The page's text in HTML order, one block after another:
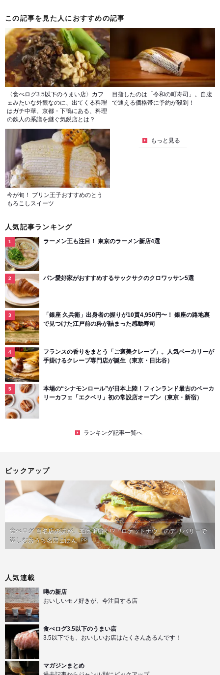
この記事を見た人におすすめの記事
〈食べログ3.5以下のうまい店〉カフ
ェみたいな外観なのに、出てくる料理
はガチ中華。京都・下鴨にある、料理
の鉄人の系譜を継ぐ気鋭店とは？
目指したのは「令和の町寿司」。自腹
で通える価格帯に予約が殺到！
今が旬！ プリン王子おすすめのとう
もろこしスイーツ
もっと見る
人気記事ランキング
ラーメン王も注目！ 東京のラーメン新店4選
パン愛好家がおすすめするサックサクのクロワッサン5選
「銀座 久兵衛」出身者の握りが10貫4,950円〜！ 銀座の路地裏
で見つけた江戸前の粋が詰まった感動寿司
フランスの香りをまとう「ご褒美クレープ」。人気ベーカリーが
手掛けるクレープ専門店が誕生（東京・日比谷）
本場の“シナモンロール”が日本上陸！フィンランド最古のベーカ
リーカフェ「エクベリ」初の常設店オープン（東京・新宿）
ランキング記事一覧へ
ピックアップ
食べログ 百名店の味が、並ばず届く!?「ロケットナウ」のデリバリーで
楽しむおうち名店ごはん PR
人気連載
噂の新店
おいしいモノ好きが、今注目する店
食べログ3.5以下のうまい店
3.5以下でも、おいしいお店はたくさんあるんです！
マガジンまとめ